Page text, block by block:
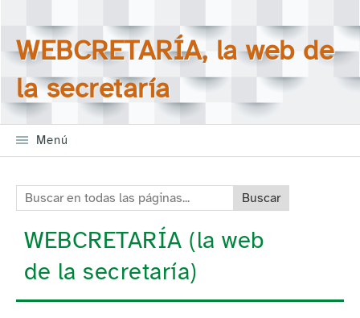
Saltar la navegación
Buscar en todas las
páginas
WEBCRETARÍA, la web de
la secretaría
Menú
Buscar en todas las páginas:
WEBCRETARÍA (la web
de la secretaría)